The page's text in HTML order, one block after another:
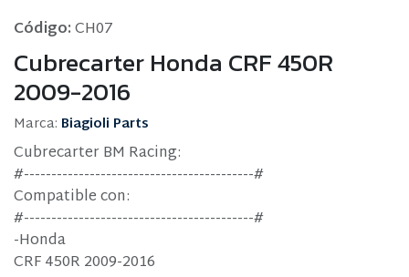
Código:CH07
Cubrecarter Honda CRF 450R
2009-2016
Marca: Biagioli Parts
Cubrecarter BM Racing:
#------------------------------------------#
Compatible con:
#------------------------------------------#
-Honda
CRF 450R 2009-2016